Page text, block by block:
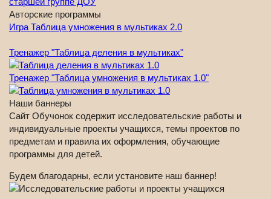
Авторские программы
Игра Таблица умножения в мультиках 2.0
Тренажер "Таблица деления в мультиках"
Тренажер "Таблица умножения в мультиках 1.0"
Наши баннеры
Сайт Обучонок содержит исследовательские работы и
индивидуальные проекты учащихся, темы проектов по
предметам и правила их оформления, обучающие
программы для детей.
Будем благодарны, если установите наш баннер!